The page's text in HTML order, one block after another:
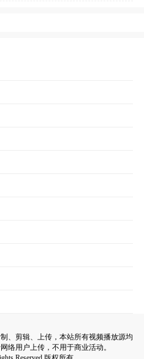
、剪辑、上传，本站所有视频播放源均
络用户上传，不用于商业活动。